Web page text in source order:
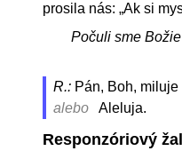
prosila nás: „Ak si
Počuli sme
R.: Pán, Boh,
alebo
Aleluja.
Responzóriový